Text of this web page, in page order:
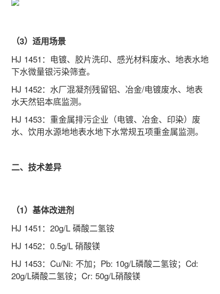
（3）适用场景
HJ 1451 ：电镀、胶片洗印、感光材料废水、地表水地
下水微量银污染筛查。
HJ 1452：水厂混凝剂残留铝、冶金/电镀废水、地表
水天然铝本底监测。
HJ 1453：重金属排污企业（电镀、冶金、印染）废
水、饮用水源地地表水地下水常规五项重金属监测。
二、技术差异
（1）基体改进剂
HJ 1451 ：20g/L 磷酸二氢铵
HJ 1452：0.5g/L 硝酸镁
HJ 1453：Cu/Ni: 不加；Pb: 10g/L磷酸二氢铵；Cd:
20g/L磷酸二氢铵；Cr: 50g/L硝酸镁